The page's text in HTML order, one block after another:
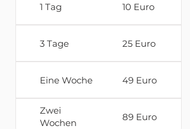
1 Tag 10 Euro
3 Tage 25 Euro
Eine Woche 49 Euro
Zwei
Wochen
89 Euro